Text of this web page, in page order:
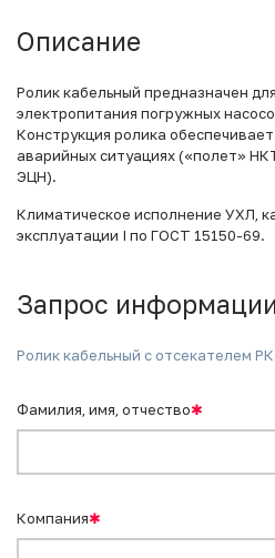
Описание
Ролик кабельный предназначен
электропитания погружных
Конструкция ролика
аварийных ситуациях («полет»
ЭЦН).
Климатическое исполнение УХЛ,
эксплуатации I по ГОСТ 15150-69.
Запрос
Ролик кабельный с отсекателем
Фамилия, имя, отчество✱
Компания✱